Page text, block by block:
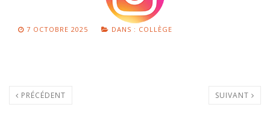
7 OCTOBRE 2025 DANS : COLLÈGE
PRÉCÉDENT SUIVANT